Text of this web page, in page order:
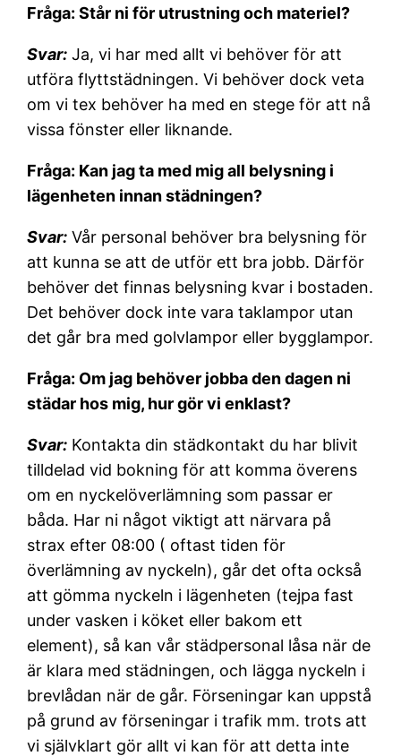
Fråga: Står ni för utrustning och materiel?
Svar: Ja, vi har med allt vi behöver för att
utföra flyttstädningen. Vi behöver dock veta
om vi tex behöver ha med en stege för att nå
vissa fönster eller liknande.
Fråga: Kan jag ta med mig all belysning i
lägenheten innan städningen?
Svar: Vår personal behöver bra belysning för
att kunna se att de utför ett bra jobb. Därför
behöver det finnas belysning kvar i bostaden.
Det behöver dock inte vara taklampor utan
det går bra med golvlampor eller bygglampor.
Fråga: Om jag behöver jobba den dagen ni
städar hos mig, hur gör vi enklast?
Svar: Kontakta din städkontakt du har blivit
tilldelad vid bokning för att komma överens
om en nyckelöverlämning som passar er
båda. Har ni något viktigt att närvara på
strax efter 08:00 ( oftast tiden för
överlämning av nyckeln), går det ofta också
att gömma nyckeln i lägenheten (tejpa fast
under vasken i köket eller bakom ett
element), så kan vår städpersonal låsa när de
är klara med städningen, och lägga nyckeln i
brevlådan när de går. Förseningar kan uppstå
på grund av förseningar i trafik mm. trots att
vi självklart gör allt vi kan för att detta inte